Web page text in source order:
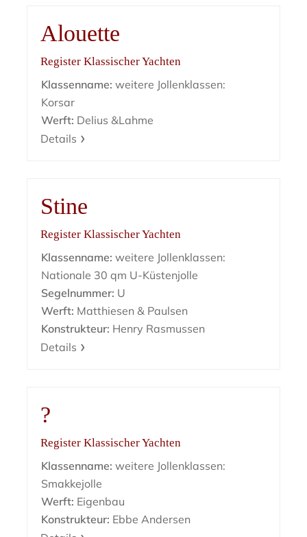
Alouette
Register Klassischer Yachten
Klassenname: weitere Jollenklassen:
Korsar
Werft: Delius &Lahme
Details
Stine
Register Klassischer Yachten
Klassenname: weitere Jollenklassen:
Nationale 30 qm U-Küstenjolle
Segelnummer: U
Werft: Matthiesen & Paulsen
Konstrukteur: Henry Rasmussen
Details
?
Register Klassischer Yachten
Klassenname: weitere Jollenklassen:
Smakkejolle
Werft: Eigenbau
Konstrukteur: Ebbe Andersen